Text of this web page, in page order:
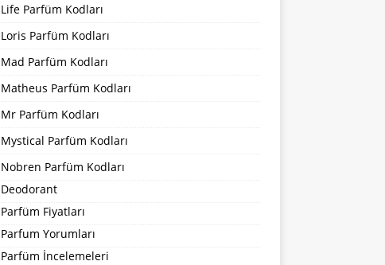
Life Parfüm Kodları
Loris Parfüm Kodları
Mad Parfüm Kodları
Matheus Parfüm Kodları
Mr Parfüm Kodları
Mystical Parfüm Kodları
Nobren Parfüm Kodları
Deodorant
Parfüm Fiyatları
Parfum Yorumları
Parfüm İncelemeleri